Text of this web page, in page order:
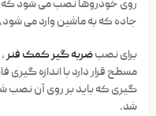
روی خودروها نصب می شود که
جاده که به ماشین وارد می
برای نصبضربه گیر کمک فنر
مسطح قرار دارد با اندازه
گیری که باید بر روی آن نصب
شد.